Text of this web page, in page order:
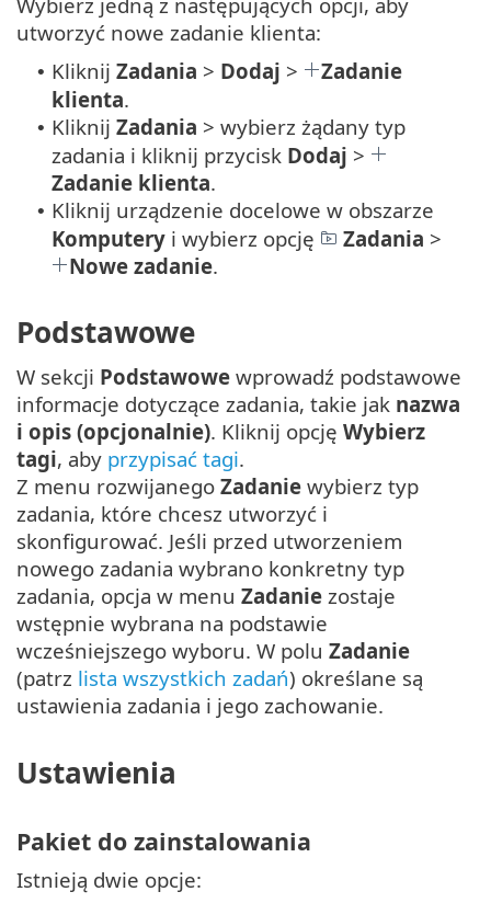
utworzyć nowe zadanie klienta:
• Kliknij Zadania > Dodaj >
Zadanie
klienta.
• Kliknij Zadania > wybierz żądany typ
zadania i kliknij przycisk Dodaj >
Zadanie klienta.
• Kliknij urządzenie docelowe w obszarze
Komputery i wybierz opcję Zadania >
Nowe zadanie.
Podstawowe
W sekcji Podstawowe wprowadź podstawowe
informacje dotyczące zadania, takie jak nazwa
i opis (opcjonalnie). Kliknij opcję Wybierz
tagi, aby przypisać tagi.
Z menu rozwijanego Zadanie wybierz typ
zadania, które chcesz utworzyć i
skonfigurować. Jeśli przed utworzeniem
nowego zadania wybrano konkretny typ
zadania, opcja w menu Zadanie zostaje
wstępnie wybrana na podstawie
wcześniejszego wyboru. W polu Zadanie
(patrz lista wszystkich zadań) określane są
ustawienia zadania i jego zachowanie.
Ustawienia
Pakiet do zainstalowania
Istnieją dwie opcje: